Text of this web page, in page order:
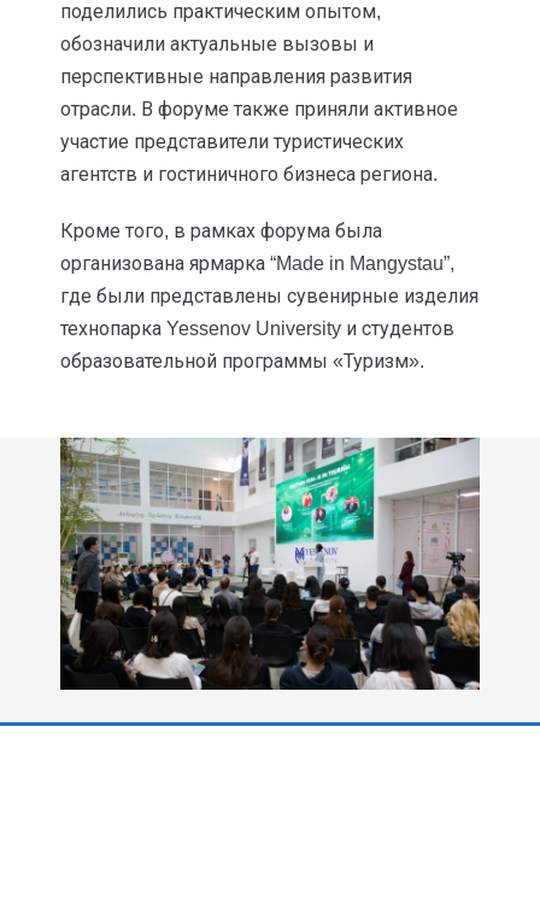
поделились практическим опытом,
обозначили актуальные вызовы и
перспективные направления развития
отрасли. В форуме также приняли активное
участие представители туристических
агентств и гостиничного бизнеса региона.
Кроме того, в рамках форума была
организована ярмарка “Made in Mangystau”,
где были представлены сувенирные изделия
технопарка Yessenov University и студентов
образовательной программы «Туризм».